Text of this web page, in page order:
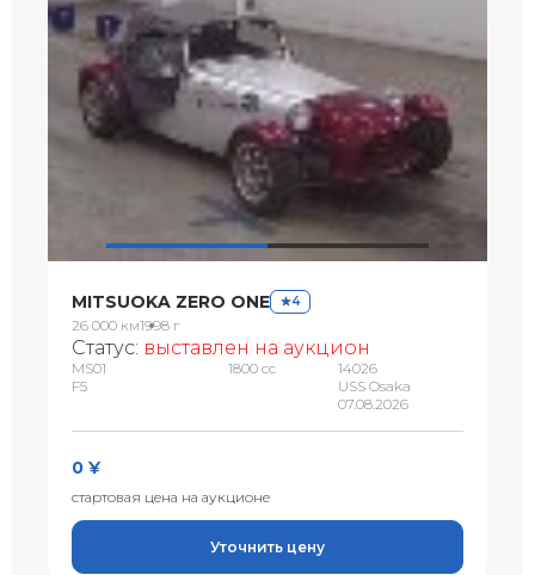
MITSUOKA ZERO ONE 4
26 000 км1998 г
Статус: выставлен на аукцион
MS01
F5
1800 сс
14026
USS Osaka
07.08.2026
0 ¥
стартовая цена на аукционе
Уточнить цену